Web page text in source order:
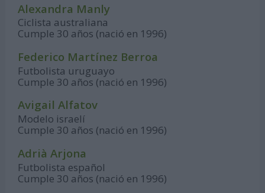
Alexandra Manly
Ciclista australiana
Cumple 30 años (nació en 1996)
Federico Martínez Berroa
Futbolista uruguayo
Cumple 30 años (nació en 1996)
Avigail Alfatov
Modelo israelí
Cumple 30 años (nació en 1996)
Adrià Arjona
Futbolista español
Cumple 30 años (nació en 1996)